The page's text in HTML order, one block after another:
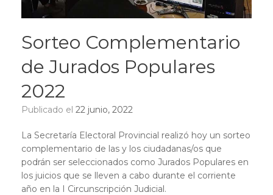
Sorteo Complementario
de Jurados Populares
2022
Publicado el 22 junio, 2022
La Secretaría Electoral Provincial realizó hoy un sorteo
complementario de las y los ciudadanas/os que
podrán ser seleccionados como Jurados Populares en
los juicios que se lleven a cabo durante el corriente
año en la I Circunscripción Judicial.